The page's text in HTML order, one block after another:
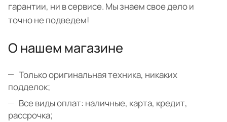
гарантии, ни в сервисе. Мы знаем свое дело и
точно не подведем!
О нашем магазине
Только оригинальная техника, никаких
подделок;
Все виды оплат: наличные, карта, кредит,
рассрочка;